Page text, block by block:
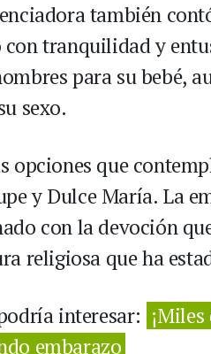
también
con tranquilidad y
para su bebé,
sexo.
opciones que
y Dulce María. La
con la devoción
religiosa que ha
interesar:
embarazo